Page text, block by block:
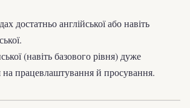
достатньо англійської або навіть
(навіть базового рівня) дуже
на працевлаштування й просування.